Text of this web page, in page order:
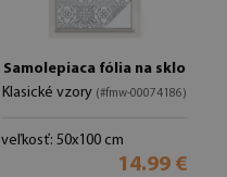
Samolepiaca fólia na sklo
Klasické vzory (#fmw-00074186)
veľkosť: 50x100 cm
14.99 €